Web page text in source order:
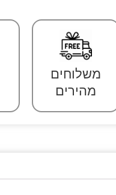
משלוחים
מהירים